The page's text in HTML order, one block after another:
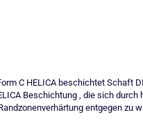
C HELICA beschichtet Schaft
Beschichtung , die sich durch
entgegen zu